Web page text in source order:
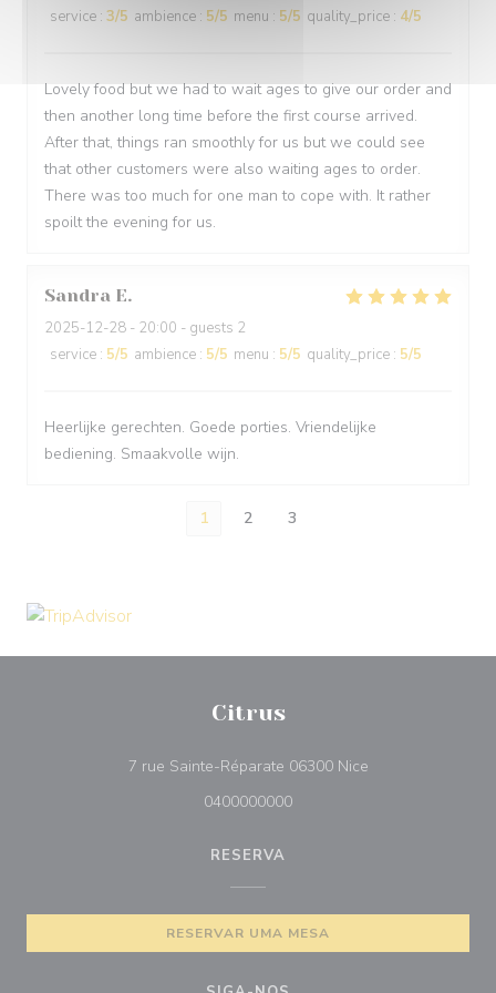
service : 3/5 ambience : 5/5 menu : 5/5 quality_price : 4/5
Lovely food but we had to wait ages to give our order and
then another long time before the first course arrived.
After that, things ran smoothly for us but we could see
that other customers were also waiting ages to order.
There was too much for one man to cope with. It rather
spoilt the evening for us.
Sandra E
2025-12-28 - 20:00 - guests 2
service : 5/5 ambience : 5/5 menu : 5/5 quality_price : 5/5
Heerlijke gerechten. Goede porties. Vriendelijke
bediening. Smaakvolle wijn.
1 2 3
Citrus
7 rue Sainte-Réparate 06300 Nice((abre numa nova
0400000000
RESERVA
RESERVAR UMA MESA